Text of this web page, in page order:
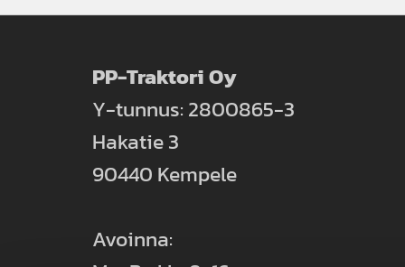
PP-Traktori Oy
Y-tunnus: 2800865-3
Hakatie 3
90440 Kempele
Avoinna: